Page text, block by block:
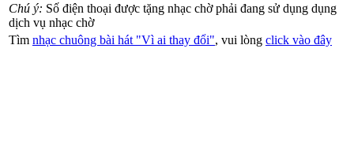
Chú ý: Số điện thoại được tặng nhạc chờ phải đang sử dụng dụng
dịch vụ nhạc chờ
Tìm nhạc chuông bài hát "Vì ai thay đổi", vui lòng click vào đây